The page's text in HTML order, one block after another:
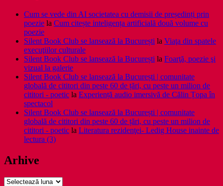
Cum se vede din AI societatea cu demisii de președinți prin
poezie la Cum citește inteligența artificială două volume cu
poezie
Silent Book Club se lansează la București la Viaţa din spatele
execuţiilor culturale
Silent Book Club se lansează la București la Foarţă, poezie şi
vizual la galerie
Silent Book Club se lansează la București | comunitate
globală de cititori din peste 60 de țări, cu peste un milion de
cititori - poetic la Experiență audio imersivă de Călin Țopa în
spectacol
Silent Book Club se lansează la București | comunitate
globală de cititori din peste 60 de țări, cu peste un milion de
cititori - poetic la Literatura rezidenţei- Ledig House inainte de
lectura (3)
Arhive
Arhive